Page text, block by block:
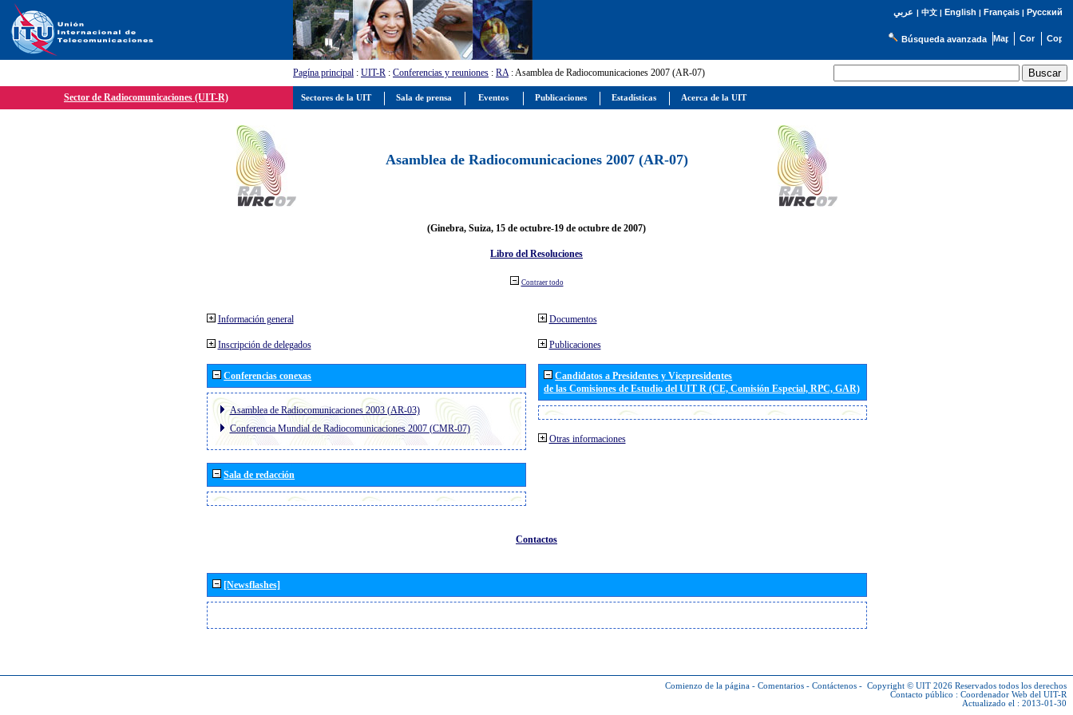
عربي | 中文| English | Français| Русский
Búsqueda avanzada
Pagína principal : UIT-R : Conferencias y reuniones : RA: Asamblea de Radiocomunicaciones 2007 (AR-07)
Sector de Radiocomunicaciones (UIT-R)
Asamblea de Radiocomunicaciones 2007 (AR-07)
(Ginebra, Suiza, 15 de octubre-19 de octubre de 2007)
Libro del Resoluciones
Contraer todo
Información general
Inscripción de delegados
Conferencias conexas
Asamblea de Radiocomunicaciones 2003 (AR-03)
Conferencia Mundial de Radiocomunicaciones 2007 (CMR-07)
Sala de redacción
Documentos
Publicaciones
Candidatos a Presidentes y Vicepresidentes
de las Comisiones de Estudio del UIT R (CE, Comisión Especial, RPC, GAR)
Otras informaciones
Contactos
[Newsflashes]
Comienzo de la página - Comentarios - Contáctenos - Copyright © UIT 2026 Reservados todos los derechos
Contacto público : Coordenador Web del UIT-R
Actualizado el : 2013-01-30
Sectores de la UIT Sala de prensa Eventos Publicaciones Estadísticas Acerca de la UIT